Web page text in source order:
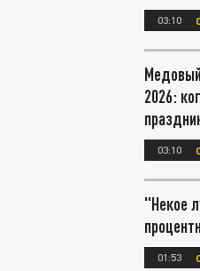
03:10
2026:
03:10
"Некое
01:53